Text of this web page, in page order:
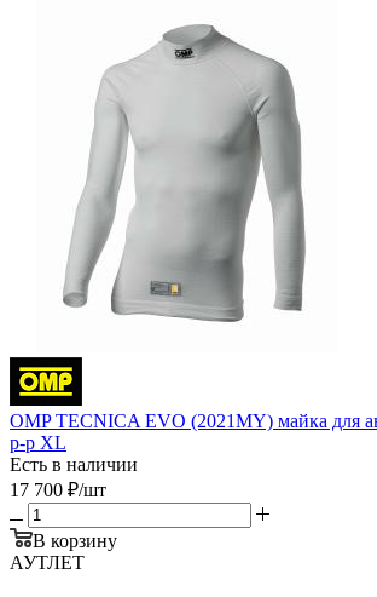
OMP TECNICA EVO (2021MY) майка для
р-р XL
Есть в наличии
17 700 ₽/шт
В корзину
АУТЛЕТ